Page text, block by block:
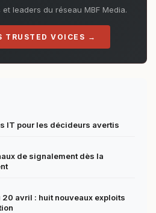
leaders du réseau MBF Media.
TRUSTED VOICES →
IT pour les décideurs avertis
de signalement dès la
20 avril : huit nouveaux exploits